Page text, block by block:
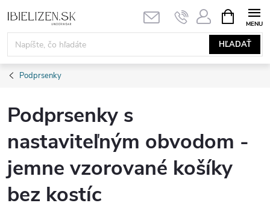
na
obsah
HĽADAŤ
KOŠÍK
Podprsenky
Podprsenky s
nastaviteľným obvodom -
jemne vzorované košíky
bez kostíc